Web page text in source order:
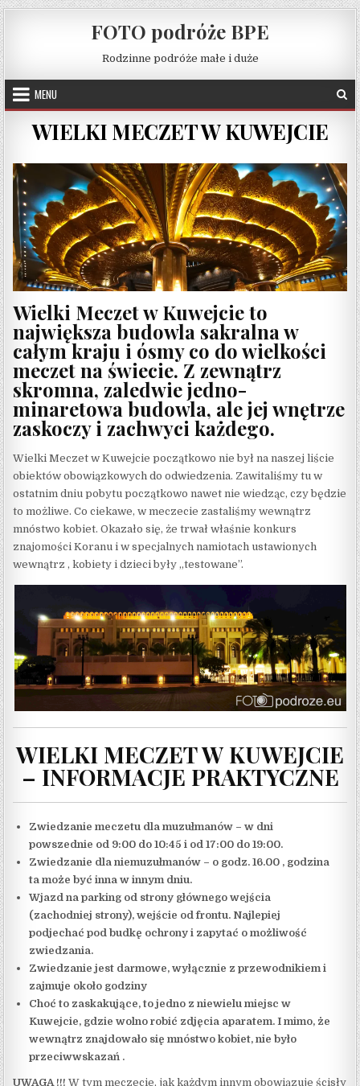
Skip to content
FOTO podróże BPE
Rodzinne podróże małe i duże
MENU
WIELKI MECZET W KUWEJCIE
Wielki Meczet w Kuwejcie to
największa budowla sakralna w
całym kraju i ósmy co do wielkości
meczet na świecie. Z zewnątrz
skromna, zaledwie jedno-
minaretowa budowla, ale jej wnętrze
zaskoczy i zachwyci każdego.
Wielki Meczet w Kuwejcie początkowo nie był na naszej liście
obiektów obowiązkowych do odwiedzenia. Zawitaliśmy tu w
ostatnim dniu pobytu początkowo nawet nie wiedząc, czy będzie
to możliwe. Co ciekawe, w meczecie zastaliśmy wewnątrz
mnóstwo kobiet. Okazało się, że trwał właśnie konkurs
znajomości Koranu i w specjalnych namiotach ustawionych
wewnątrz , kobiety i dzieci były „testowane”.
WIELKI MECZET W KUWEJCIE
– INFORMACJE PRAKTYCZNE
Zwiedzanie meczetu dla muzułmanów – w dni
powszednie od 9:00 do 10:45 i od 17:00 do 19:00.
Zwiedzanie dla niemuzułmanów – o godz. 16.00 , godzina
ta może być inna w innym dniu.
Wjazd na parking od strony głównego wejścia
(zachodniej strony), wejście od frontu. Najlepiej
podjechać pod budkę ochrony i zapytać o możliwość
zwiedzania.
Zwiedzanie jest darmowe, wyłącznie z przewodnikiem i
zajmuje około godziny
Choć to zaskakujące, to jedno z niewielu miejsc w
Kuwejcie, gdzie wolno robić zdjęcia aparatem. I mimo, że
wewnątrz znajdowało się mnóstwo kobiet, nie było
przeciwwskazań .
UWAGA !!! W tym meczecie, jak każdym innym obowiązuje ścisły